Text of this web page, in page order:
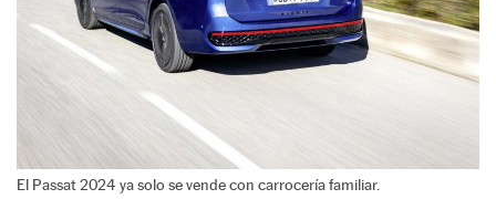
El Passat 2024 ya solo se vende con carrocería familiar.